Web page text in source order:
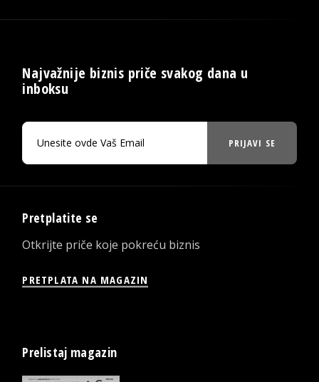
Najvažnije biznis priče svakog dana u
inboksu
PRIJAVI SE
Pretplatite se
Otkrijte priče koje pokreću biznis
PRETPLATA NA MAGAZIN
Prelistaj magazin